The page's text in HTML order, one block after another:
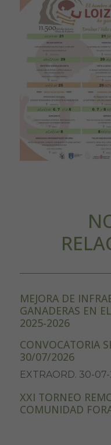
MEJORA DE
GANADERAS EN
2025-2026
CONVOCATORIA
30/07/2026
EXTRAORD. 30-
XXI TORNEO
COMUNIDAD